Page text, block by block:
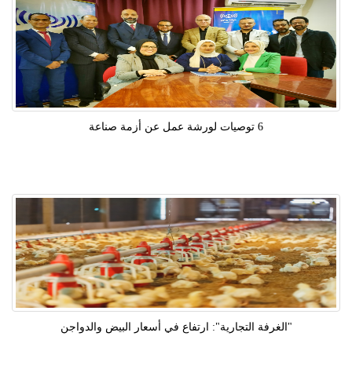
6 توصيات لورشة عمل عن أزمة صناعة
"الغرفة التجارية": ارتفاع في أسعار البيض والدواجن